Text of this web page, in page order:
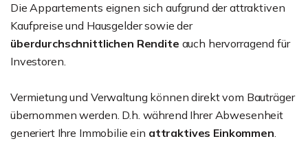
Die Appartements eignen sich aufgrund der attraktiven
Kaufpreise und Hausgelder sowie der
überdurchschnittlichen Rendite auch hervorragend für
Investoren.
Vermietung und Verwaltung können direkt vom Bauträger
übernommen werden. D.h. während Ihrer Abwesenheit
generiert Ihre Immobilie ein attraktives Einkommen.